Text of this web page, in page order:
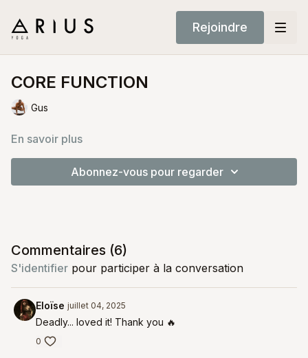
Rejoindre
CORE FUNCTION
Gus
En savoir plus
Abonnez-vous pour regarder
Commentaires (6)
S'identifier pour participer à la conversation
Eloïse juillet 04, 2025
Deadly... loved it! Thank you 🔥
0